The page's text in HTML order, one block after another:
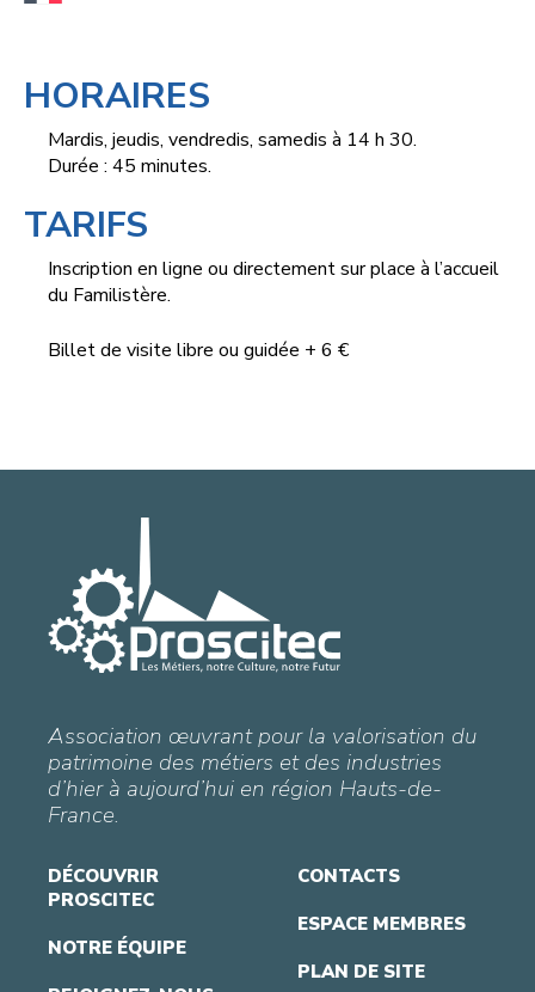
HORAIRES
Mardis, jeudis, vendredis, samedis à 14 h 30.
Durée : 45 minutes.
TARIFS
Inscription en ligne ou directement sur place à l’accueil
du Familistère.
Billet de visite libre ou guidée + 6 €
Association œuvrant pour la valorisation du
patrimoine des métiers et des industries
d’hier à aujourd’hui en région Hauts-de-
France.
DÉCOUVRIR
PROSCITEC
NOTRE ÉQUIPE
CONTACTS
ESPACE MEMBRES
PLAN DE SITE